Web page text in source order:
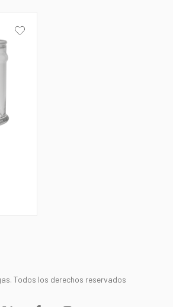
Todos los derechos reservados